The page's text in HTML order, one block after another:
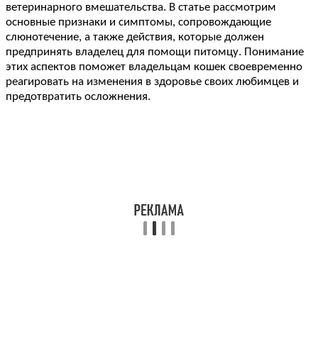
ветеринарного вмешательства. В статье рассмотрим
основные признаки и симптомы, сопровождающие
слюнотечение, а также действия, которые должен
предпринять владелец для помощи питомцу. Понимание
этих аспектов поможет владельцам кошек своевременно
реагировать на изменения в здоровье своих любимцев и
предотвратить осложнения.